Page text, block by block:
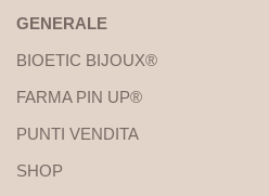
GENERALE
BIOETIC BIJOUX®
FARMA PIN UP®
PUNTI VENDITA
SHOP